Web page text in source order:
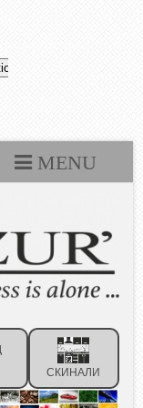
MENU
СКИНАЛИ